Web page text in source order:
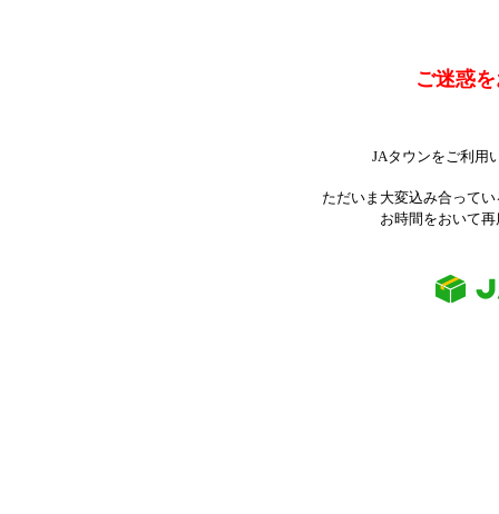
ご迷惑
JAタウンをご利用
ただいま大変込み合って
お時間をおいて